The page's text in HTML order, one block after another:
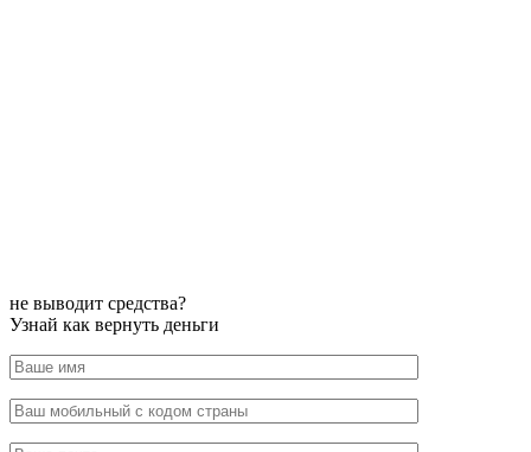
не выводит средства?
Узнай как вернуть деньги